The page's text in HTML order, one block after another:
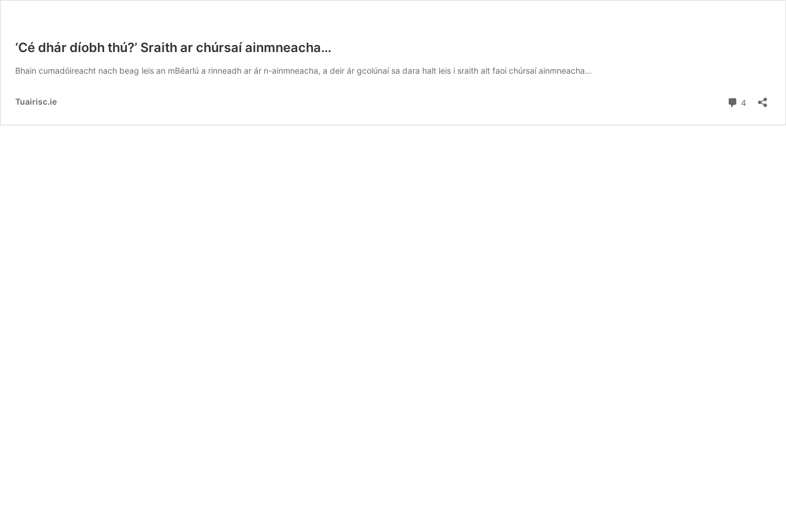
‘Cé dhár díobh thú?’ Sraith ar chúrsaí ainmneacha…
Bhain cumadóireacht nach beag leis an mBéarlú a rinneadh ar ár n-ainmneacha, a deir ár gcolúnaí sa dara halt leis i sraith alt faoi chúrsaí ainmneacha…
Tuairisc.ie 4 Comments